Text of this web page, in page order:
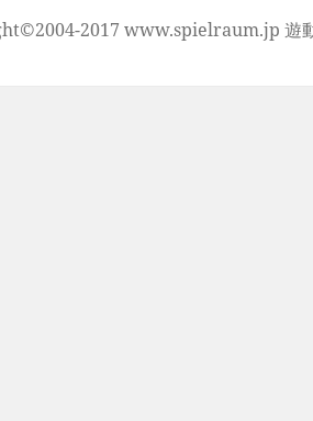
2017 www.spielraum.jp 遊